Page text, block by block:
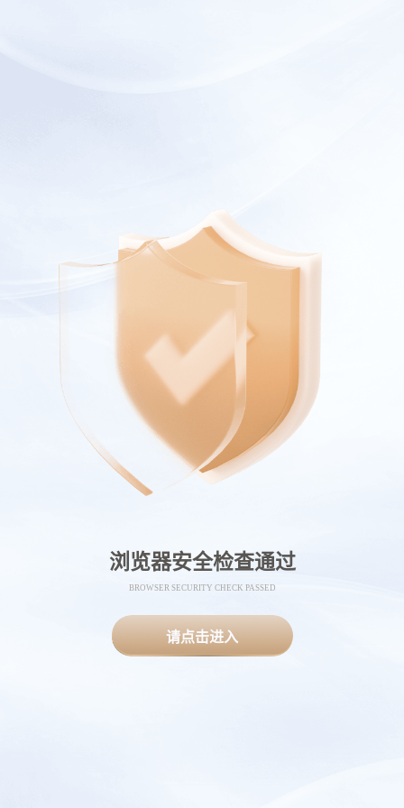
浏览器安全检查通过
BROWSER SECURITY CHECK PASSED
请点击进入